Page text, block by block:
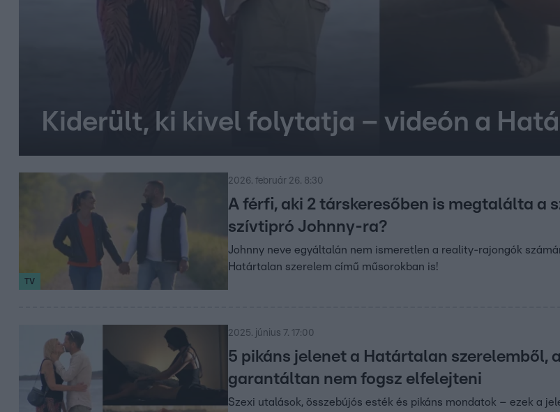
Kiderült, ki kivel folytatja – videón a
TV
2026. február 26. 8:30
A férfi, aki 2 társkeresőben is megtalálta a
szívtipró Johnny-ra?
Johnny neve egyáltalán nem ismeretlen a reality-rajongók
Határtalan szerelem című műsorokban is!
2025. június 7. 17:00
5 pikáns jelenet a Határtalan szerelemből,
garantáltan nem fogsz elfelejteni
Szexi utalások, összebújós esték és pikáns mondatok – ezek a